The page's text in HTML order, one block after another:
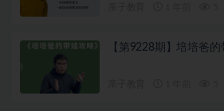
【第9228期】培培爸